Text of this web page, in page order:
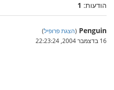
הודעות: 1
Penguin
(הצגת פרופיל)
16 בדצמבר 2004, 22:23:24